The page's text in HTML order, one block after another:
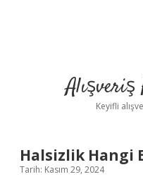
Alışveriş
Keyifli
Halsizlik Hangi
Tarih: Kasım 29, 2024